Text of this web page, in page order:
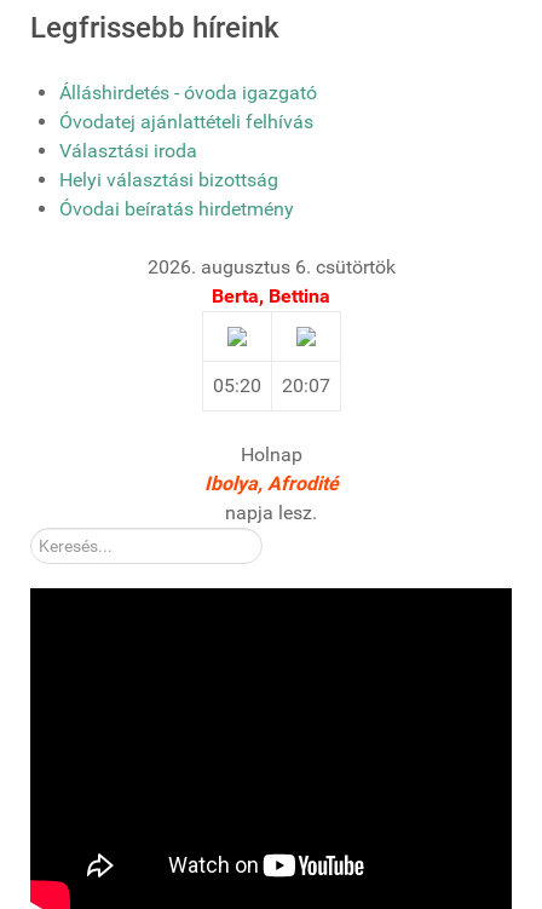
Legfrissebb híreink
Álláshirdetés - óvoda igazgató
Óvodatej ajánlattételi felhívás
Választási iroda
Helyi választási bizottság
Óvodai beíratás hirdetmény
2026. augusztus 6. csütörtök
Berta, Bettina
05:20 20:07
Holnap
Ibolya, Afrodité
napja lesz.
Kereső: